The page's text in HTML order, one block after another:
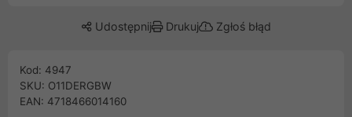
Udostępnij Drukuj Zgłoś błąd
Kod: 4947
SKU: O11DERGBW
EAN: 4718466014160